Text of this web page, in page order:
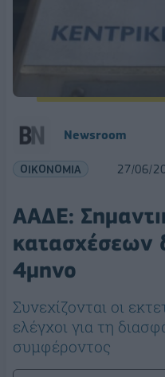
Newsroom
ΟΙΚΟΝΟΜΙΑ 27/06/
ΑΑΔΕ:
κατασχέσεων
4μηνο
Συνεχίζονται οι
ελέγχοι για τη
συμφέροντος